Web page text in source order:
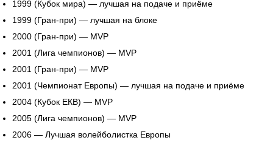
1999 (Кубок мира) — лучшая на подаче и приёме
1999 (Гран-при) — лучшая на блоке
2000 (Гран-при) — MVP
2001 (Лига чемпионов) — MVP
2001 (Гран-при) — MVP
2001 (Чемпионат Европы) — лучшая на подаче и приёме
2004 (Кубок ЕКВ) — MVP
2005 (Лига чемпионов) — MVP
2006 — Лучшая волейболистка Европы